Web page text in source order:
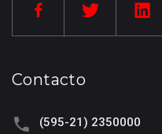
Contacto
(595-21) 2350000